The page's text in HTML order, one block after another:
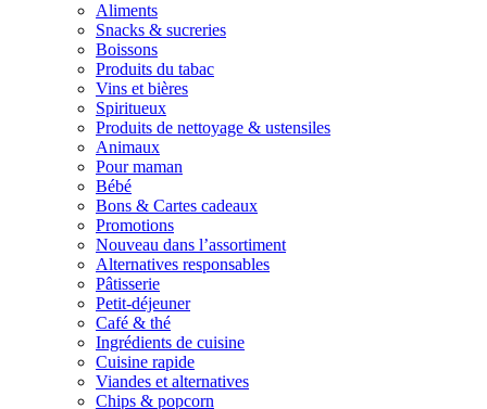
Aliments
Snacks & sucreries
Boissons
Produits du tabac
Vins et bières
Spiritueux
Produits de nettoyage & ustensiles
Animaux
Pour maman
Bébé
Bons & Cartes cadeaux
Promotions
Nouveau dans l’assortiment
Alternatives responsables
Pâtisserie
Petit-déjeuner
Café & thé
Ingrédients de cuisine
Cuisine rapide
Viandes et alternatives
Chips & popcorn